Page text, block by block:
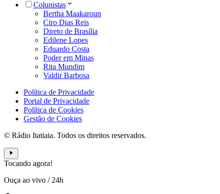
Colunistas
Bertha Maakaroun
Ciro Dias Reis
Direto de Brasília
Edilene Lopes
Eduardo Costa
Poder em Minas
Rita Mundim
Valdir Barbosa
Política de Privacidade
Portal de Privacidade
Política de Cookies
Gestão de Cookies
© Rádio Itatiaia. Todos os direitos reservados.
Tocando agora!
Ouça ao vivo / 24h